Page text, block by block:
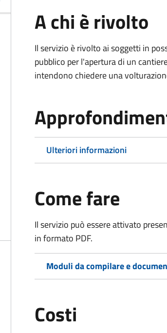
A chi è rivolto
Il servizio è rivolto ai soggetti in
pubblico per l'apertura di un
intendono chiedere una
Ulteriori informazioni
Come fare
Il servizio può essere attivato
in formato PDF.
Moduli da compilare e
Costi